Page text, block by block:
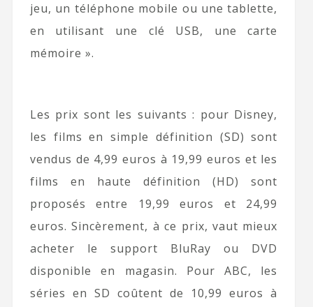
jeu, un téléphone mobile ou une tablette,
en utilisant une clé USB, une carte
mémoire ».
Les prix sont les suivants : pour Disney,
les films en simple définition (SD) sont
vendus de 4,99 euros à 19,99 euros et les
films en haute définition (HD) sont
proposés entre 19,99 euros et 24,99
euros. Sincèrement, à ce prix, vaut mieux
acheter le support BluRay ou DVD
disponible en magasin. Pour ABC, les
séries en SD coûtent de 10,99 euros à